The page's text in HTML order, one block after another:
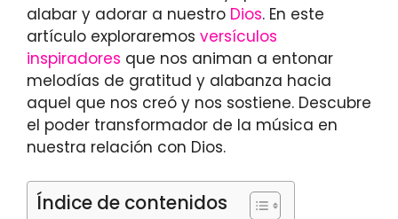
alabar y adorar a nuestro Dios. En este
artículo exploraremos versículos
inspiradores que nos animan a entonar
melodías de gratitud y alabanza hacia
aquel que nos creó y nos sostiene. Descubre
el poder transformador de la música en
nuestra relación con Dios.
Índice de contenidos